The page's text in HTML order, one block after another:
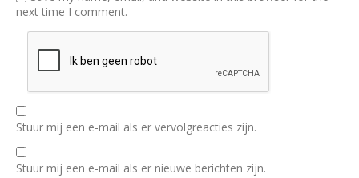
next time I comment.
Stuur mij een e-mail als er vervolgreacties zijn.
Stuur mij een e-mail als er nieuwe berichten zijn.